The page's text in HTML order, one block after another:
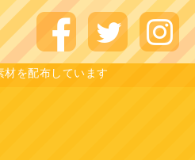
を配布しています